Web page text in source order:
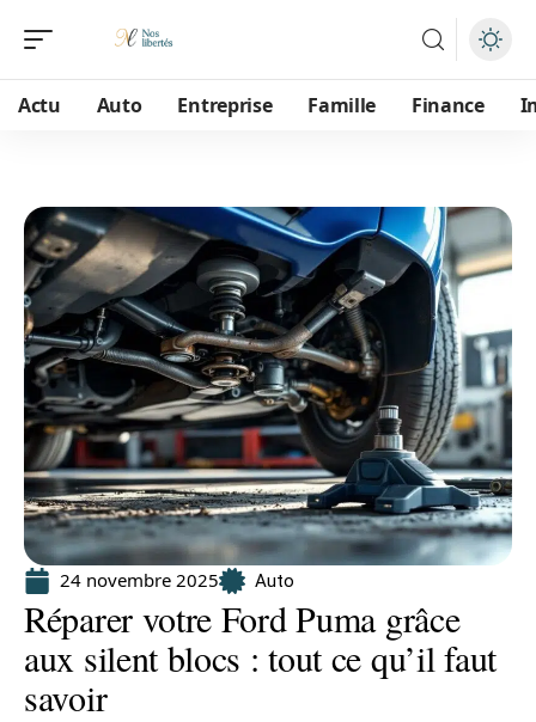
Actu Auto Entreprise Famille Finance
24 novembre 2025 Auto
Réparer votre Ford Puma grâce
aux silent blocs : tout ce qu’il faut
savoir